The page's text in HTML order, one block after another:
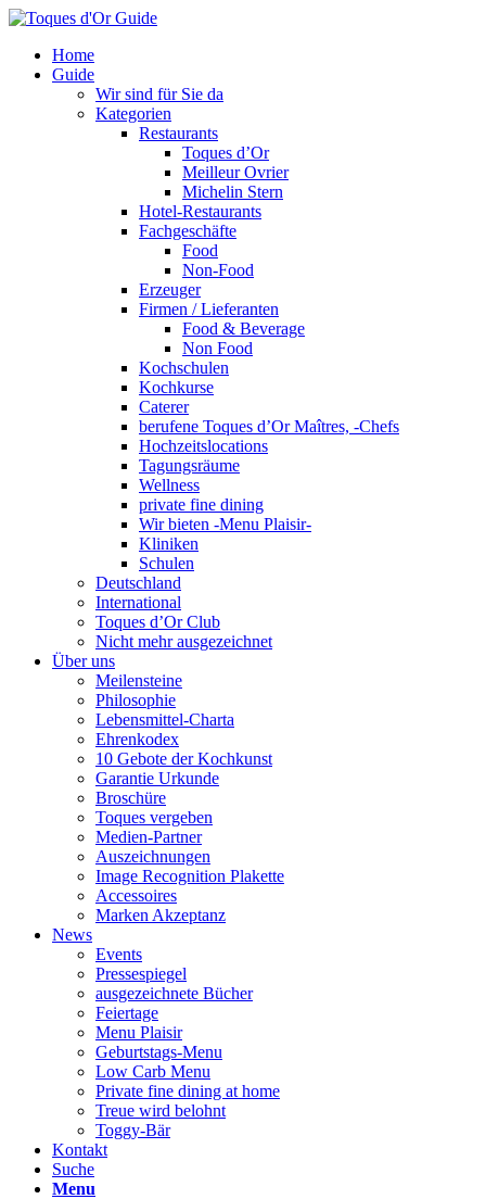
Home
Guide
Wir sind für Sie da
Kategorien
Restaurants
Toques d’Or
Meilleur Ovrier
Michelin Stern
Hotel-Restaurants
Fachgeschäfte
Food
Non-Food
Erzeuger
Firmen / Lieferanten
Food & Beverage
Non Food
Kochschulen
Kochkurse
Caterer
berufene Toques d’Or Maîtres, -Chefs
Hochzeitslocations
Tagungsräume
Wellness
private fine dining
Wir bieten -Menu Plaisir-
Kliniken
Schulen
Deutschland
International
Toques d’Or Club
Nicht mehr ausgezeichnet
Über uns
Meilensteine
Philosophie
Lebensmittel-Charta
Ehrenkodex
10 Gebote der Kochkunst
Garantie Urkunde
Broschüre
Toques vergeben
Medien-Partner
Auszeichnungen
Image Recognition Plakette
Accessoires
Marken Akzeptanz
News
Events
Pressespiegel
ausgezeichnete Bücher
Feiertage
Menu Plaisir
Geburtstags-Menu
Low Carb Menu
Private fine dining at home
Treue wird belohnt
Toggy-Bär
Kontakt
Suche
Menu